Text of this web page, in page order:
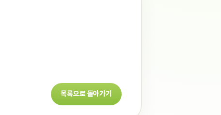
목록으로 돌아가기